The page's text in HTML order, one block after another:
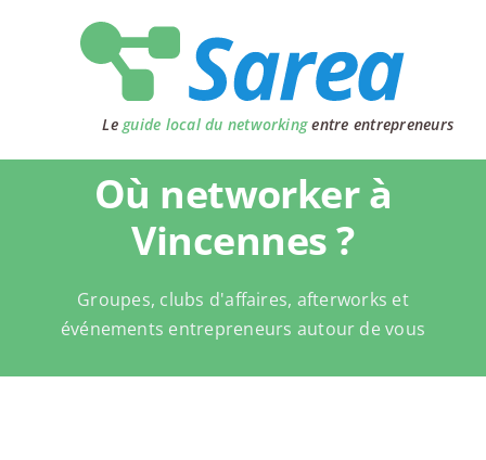
Le guide local du networkingentre entrepreneurs
Où networker à
Vincennes ?
Groupes, clubs d'affaires, afterworks et
événements entrepreneurs autour de vous